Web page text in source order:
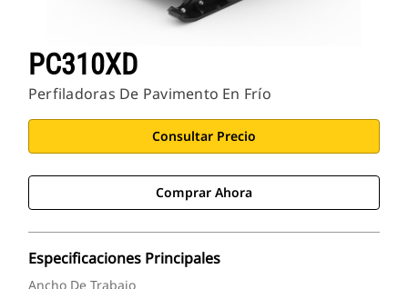
PC310XD
Perfiladoras De Pavimento En Frío
Consultar Precio
Comprar Ahora
Especificaciones Principales
Ancho De Trabajo